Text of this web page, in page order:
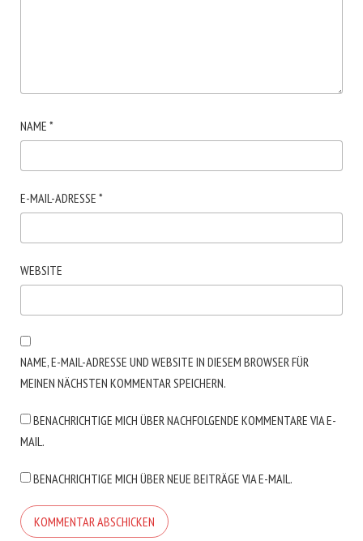
NAME *
E-MAIL-ADRESSE *
WEBSITE
NAME, E-MAIL-ADRESSE UND WEBSITE IN DIESEM BROWSER FÜR
MEINEN NÄCHSTEN KOMMENTAR SPEICHERN.
BENACHRICHTIGE MICH ÜBER NACHFOLGENDE KOMMENTARE VIA E-
MAIL.
BENACHRICHTIGE MICH ÜBER NEUE BEITRÄGE VIA E-MAIL.